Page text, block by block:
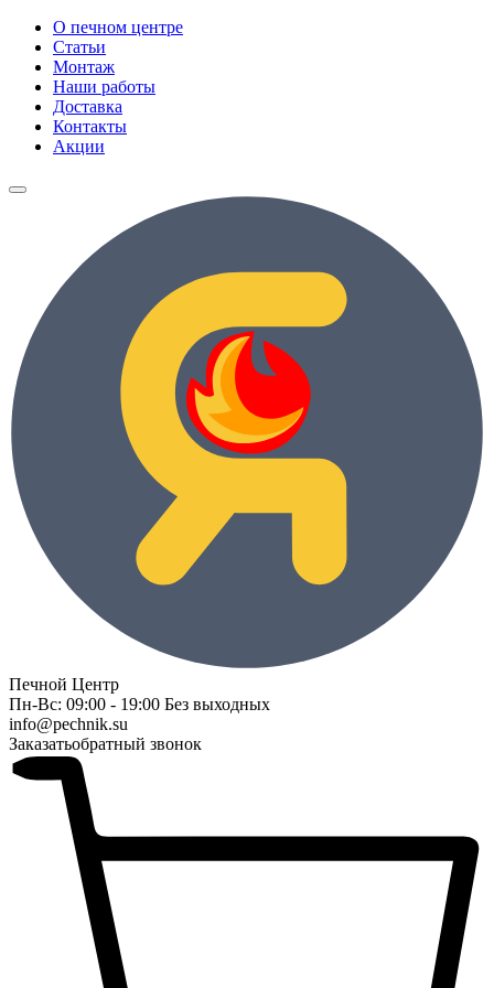
О печном центре
Статьи
Монтаж
Наши работы
Доставка
Контакты
Акции
Печной Центр
Пн-Вс: 09:00 - 19:00 Без выходных
info@pechnik.su
Заказатьобратный звонок